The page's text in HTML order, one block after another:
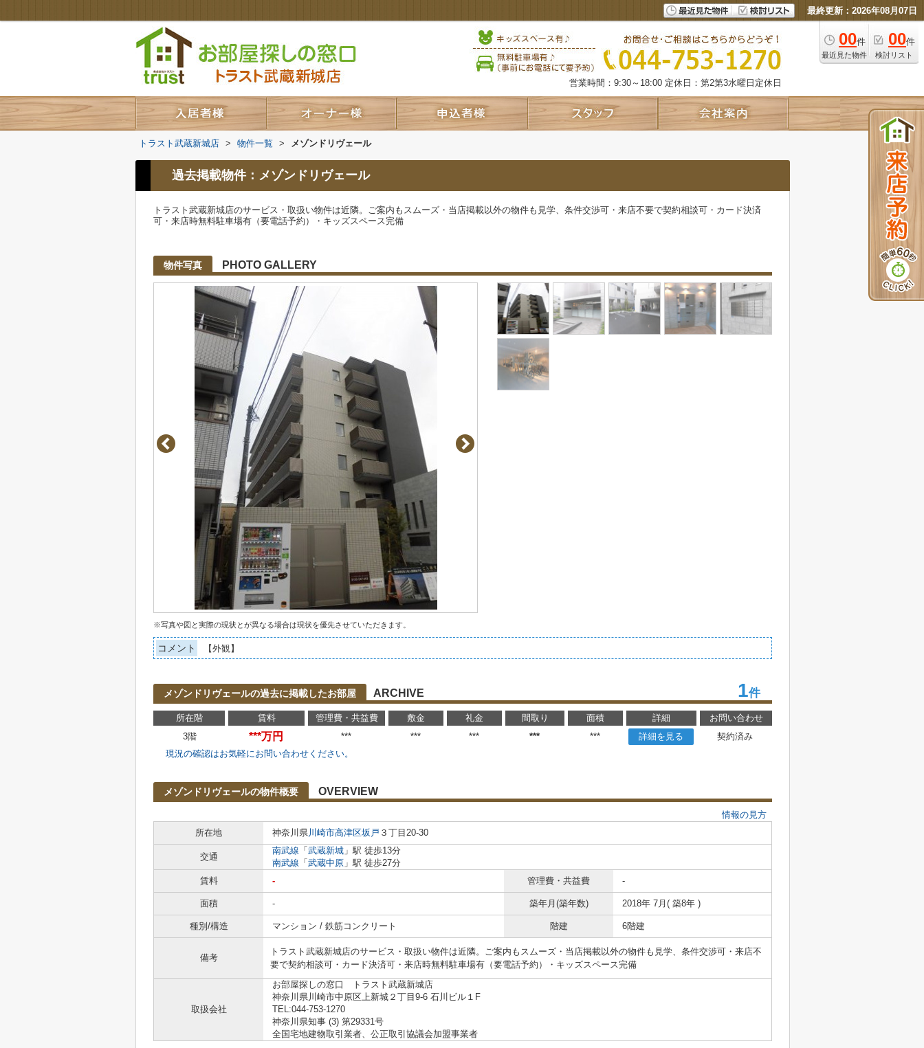
最終更新：2026年08月07日
00件
最近見た物件
00件
検討リスト
営業時間：9:30～18:00 定休日：第2第3水曜日定休日
トラスト武蔵新城店 > 物件一覧 > メゾンドリヴェール
過去掲載物件：メゾンドリヴェール
トラスト武蔵新城店のサービス・取扱い物件は近隣。ご案内もスムーズ・当店掲載以外の物件も見学、条件交渉可・来店不要で契約相談可・カード決済
可・来店時無料駐車場有（要電話予約）・キッズスペース完備
物件写真 PHOTO GALLERY
※写真や図と実際の現状とが異なる場合は現状を優先させていただきます。
コメント 【外観】
メゾンドリヴェールの過去に掲載したお部屋 ARCHIVE 1件
所在階 賃料 管理費・共益費 敷金 礼金 間取り 面積 詳細
お問い合わせ
3階
***万円 *** *** *** *** *** 詳細を見る
契約済み
現況の確認はお気軽にお問い合わせください。
メゾンドリヴェールの物件概要 OVERVIEW
情報の見方
所在地
神奈川県川崎市高津区坂戸 ３丁目20-30
交通
南武線 「 武蔵新城 」駅 徒歩13分
南武線 「 武蔵中原 」駅 徒歩27分
賃料
- 管理費・共益費 -
面積 - 築年月(築年数) 2018年 7月( 築8年 )
種別/構造 マンション / 鉄筋コンクリート 階建 6階建
備考
トラスト武蔵新城店のサービス・取扱い物件は近隣。ご案内もスムーズ・当店掲載以外の物件も見学、条件交渉可・来店不
要で契約相談可・カード決済可・来店時無料駐車場有（要電話予約）・キッズスペース完備
取扱会社
お部屋探しの窓口 トラスト武蔵新城店
神奈川県川崎市中原区上新城２丁目9-6 石川ビル１F
TEL:044-753-1270
神奈川県知事 (3) 第29331号
全国宅地建物取引業者、公正取引協議会加盟事業者